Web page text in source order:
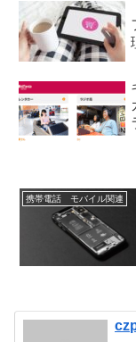
携帯電話 モバイル関連